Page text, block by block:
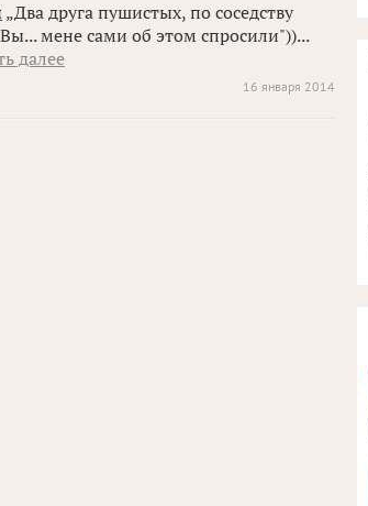
„Два друга пушистых, по соседству
мене сами об этом спросили"))...
далее
16 января 2014